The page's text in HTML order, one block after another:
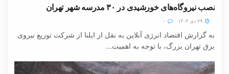
نصب نیروگاه‌های خورشیدی در ۳۰ مدرسه شهر تهران
به گزارش اقتصاد انرژی آنلاین به نقل از ایلنا از شرکت توزیع نیروی
برق تهران بزرگ، با توجه به اهمیت...